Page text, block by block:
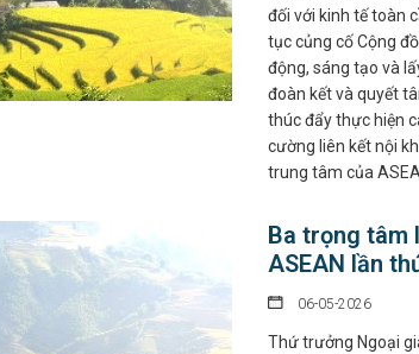
đối với kinh tế toàn
tục củng cố Cộng
động, sáng tạo và
đoàn kết và quyết
thúc đẩy thực hiện
cường liên kết nội
trung tâm của
Ba trọng tâm
ASEAN lần
06-05-2026
Thứ trưởng Ngoại